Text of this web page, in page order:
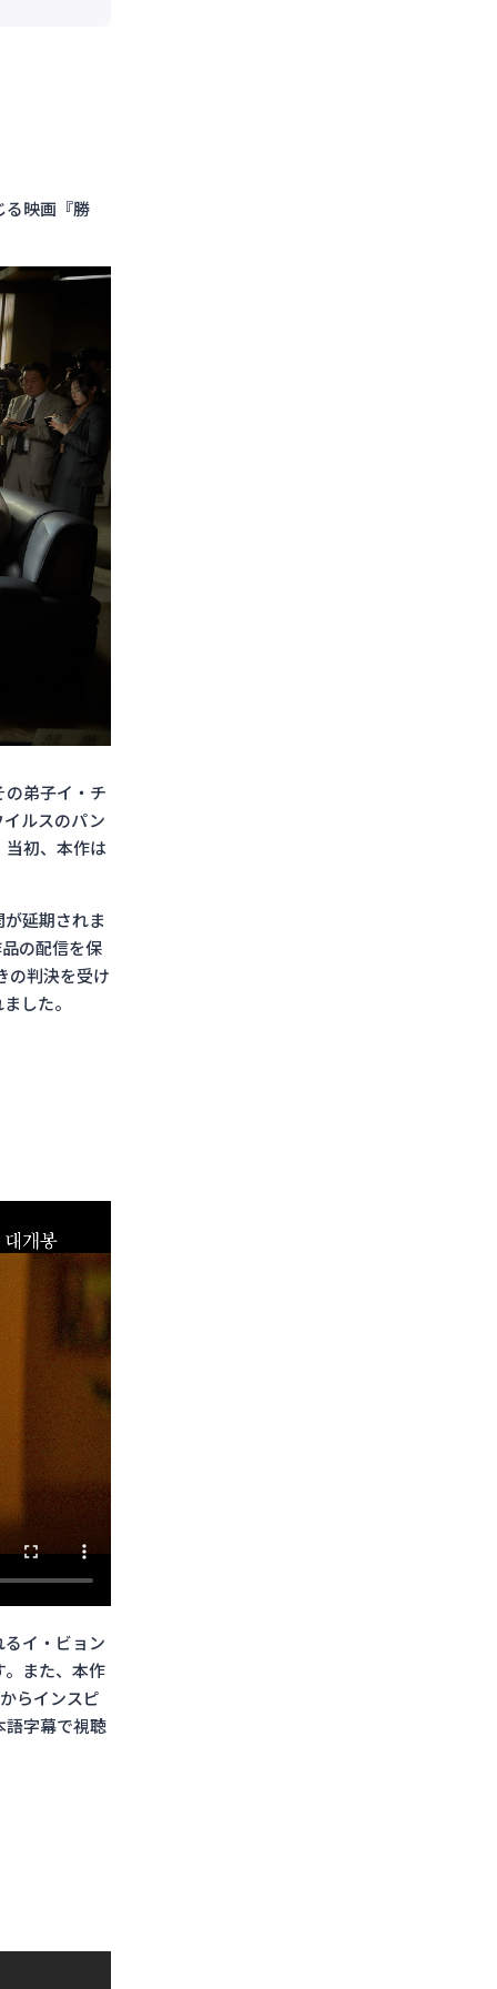
る映画『勝
弟子イ・チ
ルスのパン
当初、本作は
延期されま
の配信を保
の判決を受け
した。
イ・ビョン
また、本作
らインスピ
語字幕で視聴